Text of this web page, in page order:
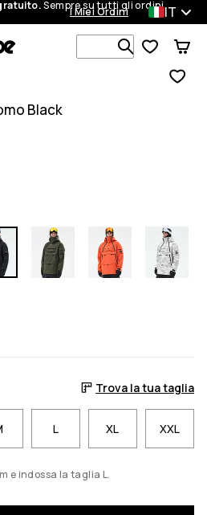
Sempre su tutti gli ordini.
I Miei Ordini IT
Cerca tra 1
Black
Trova la tua taglia
L XL XXL
e indossa la taglia L.